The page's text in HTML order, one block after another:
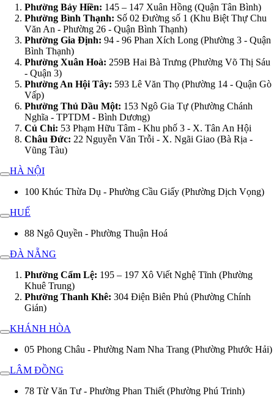
Phường Bảy Hiền: 145 – 147 Xuân Hồng (Quận Tân Bình)
Phường Bình Thạnh: Số 02 Đường số 1 (Khu Biệt Thự Chu
Văn An - Phường 26 - Quận Bình Thạnh)
Phường Gia Định: 94 - 96 Phan Xích Long (Phường 3 - Quận
Bình Thạnh)
Phường Xuân Hoà: 259B Hai Bà Trưng (Phường Võ Thị Sáu
- Quận 3)
Phường An Hội Tây: 593 Lê Văn Thọ (Phường 14 - Quận Gò
Vấp)
Phường Thủ Dầu Một: 153 Ngô Gia Tự (Phường Chánh
Nghĩa - TPTDM - Bình Dương)
Củ Chi: 53 Phạm Hữu Tâm - Khu phố 3 - X. Tân An Hội
Châu Đức: 22 Nguyễn Văn Trỗi - X. Ngãi Giao (Bà Rịa -
Vũng Tàu)
HÀ NỘI
100 Khúc Thừa Dụ - Phường Cầu Giấy (Phường Dịch Vọng)
HUẾ
88 Ngô Quyền - Phường Thuận Hoá
ĐÀ NẴNG
Phường Cẩm Lệ: 195 – 197 Xô Viết Nghệ Tĩnh (Phường
Khuê Trung)
Phường Thanh Khê: 304 Điện Biên Phủ (Phường Chính
Gián)
KHÁNH HÒA
05 Phong Châu - Phường Nam Nha Trang (Phường Phước Hải)
LÂM ĐỒNG
78 Từ Văn Tư - Phường Phan Thiết (Phường Phú Trinh)